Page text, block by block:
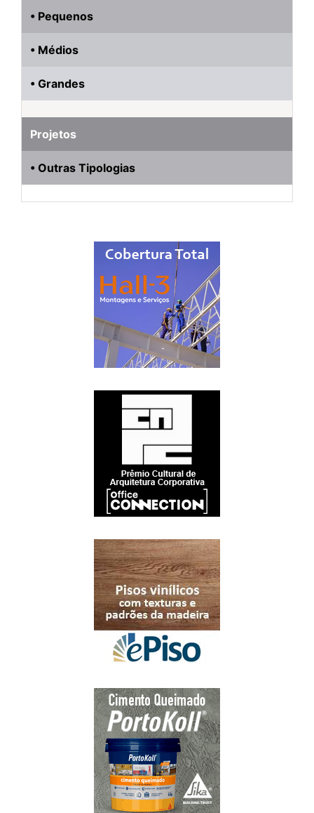
• Pequenos
• Médios
• Grandes
Projetos
• Outras Tipologias